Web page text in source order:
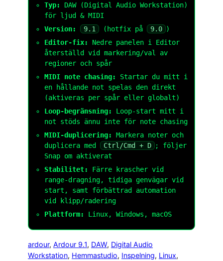
Typ:
DAW (Digital Audio Workstation)
för ljud & MIDI
Version:
9.1 (hotfix på 9.0 )
Editor-fix:
Nedre panelen i Editor
återställd vid markering/val av
regioner och spår
MIDI note chasing:
Startar du mitt i
en hållande not spelas den direkt
(aktiveras per spår eller globalt)
Loop-begränsning:
Loop-start mitt i
not stöds ännu inte för note chasing
MIDI-duplicering:
Markera noter och
duplicera med
Ctrl/Cmd + D
; följer
Snap om aktiverat
Stabilitet:
Färre krascher vid
range-dragning, tidiga genvägar vid
start, samt förbättrad automation
vid klipp/radering
Plattform:
Linux, Windows, macOS
ardour, Ardour 9.1, DAW, Digital Audio
Workstation, Hemmastudio, Inspelning, Linux